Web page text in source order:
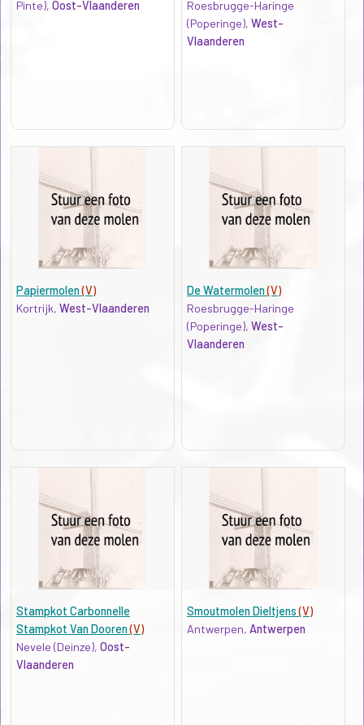
Pinte), Oost-Vlaanderen
Roesbrugge-Haringe
(Poperinge),West-
Vlaanderen
Papiermolen(V)
Kortrijk, West-Vlaanderen
De Watermolen(V)
Roesbrugge-Haringe
(Poperinge),West-
Vlaanderen
Stampkot Carbonnelle
Stampkot Van Dooren(V)
Nevele (Deinze), Oost-
Vlaanderen
Smoutmolen Dieltjens(V)
Antwerpen,Antwerpen